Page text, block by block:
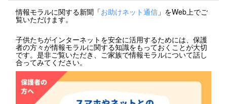
情報モラルに関する新聞「お助けネット通信 」をWeb上でご
覧いただけます。
子供たちがインターネットを安全に活用するためには、保護
者の方々が情報モラルに関する知識をもっておくことが大切
です。是非ご覧いただき、ご家族で情報モラルについて話し
合ってみてください。